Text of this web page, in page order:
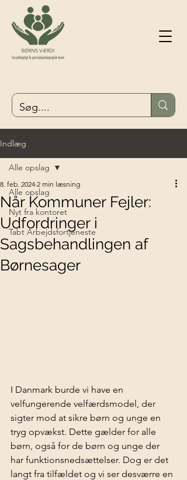
Indlæg
Alle opslag
Nyt fra kontoret
Tabt Arbejdsfortjeneste
Alle opslag
Når Kommuner Fejler:
Udfordringer i
Sagsbehandlingen af
Børnesager
8. feb. 2024 2 min læsning
I Danmark burde vi have en
velfungerende velfærdsmodel, der
sigter mod at sikre børn og unge en
tryg opvækst. Dette gælder for alle
børn, også for de børn og unge der
har funktionsnedsættelser. Dog er det
langt fra tilfældet og vi ser desværre en